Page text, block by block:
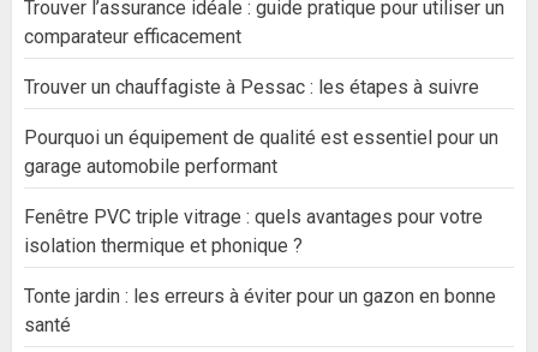
Trouver l’assurance idéale : guide pratique pour utiliser un
comparateur efficacement
Trouver un chauffagiste à Pessac : les étapes à suivre
Pourquoi un équipement de qualité est essentiel pour un
garage automobile performant
Fenêtre PVC triple vitrage : quels avantages pour votre
isolation thermique et phonique ?
Tonte jardin : les erreurs à éviter pour un gazon en bonne
santé